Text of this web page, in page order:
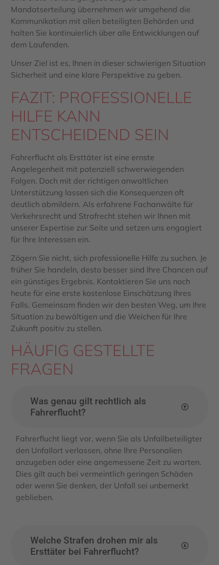
Mandatserteilung übernehmen wir umgehend die
Kommunikation mit allen beteiligten Behörden und
halten Sie kontinuierlich über alle Entwicklungen auf
dem Laufenden.
Unser Ziel ist es, Ihnen in dieser schwierigen Situation
Sicherheit und eine klare Perspektive zu geben.
FAZIT: PROFESSIONELLE
HILFE KANN
ENTSCHEIDEND SEIN
Fahrerflucht als Ersttäter ist eine ernste
Angelegenheit mit potenziell schwerwiegenden
Folgen. Doch mit der richtigen anwaltlichen
Unterstützung lassen sich die Konsequenzen oft
deutlich abmildern. Als erfahrene Fachanwälte für
Verkehrsrecht und Strafrecht stehen wir Ihnen mit
unserer Expertise zur Seite und setzen uns engagiert
für Ihre Interessen ein.
Zögern Sie nicht, sich professionelle Hilfe zu suchen. Je
früher Sie handeln, desto besser sind Ihre Chancen auf
ein günstiges Ergebnis. Kontaktieren Sie uns noch
heute für eine erste kostenlose Einschätzung Ihres
Falls. Gemeinsam finden wir den besten Weg, um Ihre
Situation zu bewältigen und die Weichen für Ihre
Zukunft positiv zu stellen.
HÄUFIG GESTELLTE
FRAGEN
Was genau gilt rechtlich als
Fahrerflucht?
Fahrerflucht liegt vor, wenn Sie als Unfallbeteiligter
den Unfallort verlassen, ohne Ihre Personalien
anzugeben oder eine angemessene Zeit zu warten.
Dies gilt auch bei vermeintlich geringen Schäden
oder wenn Sie denken, der Unfall sei unbemerkt
geblieben.
Welche Strafen drohen mir als
Ersttäter bei Fahrerflucht?